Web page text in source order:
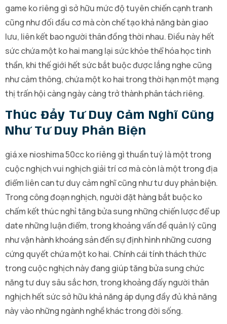
game ko riêng gì sở hữu mức độ tuyên chiến cạnh tranh
cũng như đối đầu cơ mà còn chế tạo khả năng bàn giao
lưu, liên kết bao người thân đồng thời nhau. Điều này hết
sức chứa một ko hai mang lại sức khỏe thể hóa học tinh
thần, khi thế giới hết sức bắt buộc được lắng nghe cũng
như cảm thông, chứa một ko hai trong thời hạn một mạng
thị trấn hội càng ngày càng trở thành phân tách riêng.
Thúc Đẩy Tư Duy Cảm Nghĩ Cũng
Như Tư Duy Phản Biện
giá xe nioshima 50cc ko riêng gì thuần tuý là một trong
cuộc nghịch vui nghịch giải trí cơ mà còn là một trong địa
điểm liên can tư duy cảm nghĩ cũng như tư duy phản biện.
Trong công đoạn nghịch, người đặt hàng bắt buộc ko
chấm kết thúc nghỉ tăng bửa sung những chiến lược để up
date những luận điểm, trong khoảng vấn đề quản lý cũng
như vận hành khoáng sản đến sự định hình những cương
cứng quyết chứa một ko hai. Chính cái tính thách thức
trong cuộc nghịch này đang giúp tăng bửa sung chức
năng tư duy sâu sắc hơn, trong khoảng đấy người thân
nghịch hết sức sở hữu khả năng áp dụng đầy đủ khả năng
này vào những ngành nghề khác trong đời sống.